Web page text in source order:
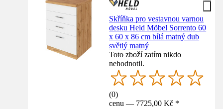
Skříňka pro vestavnou varnou
desku Held Möbel Sorrento 60
x 60 x 86 cm bílá matný dub
světlý matný
Toto zboží zatím nikdo
nehodnotil.
(0)
cenu — 7725,00 Kč *